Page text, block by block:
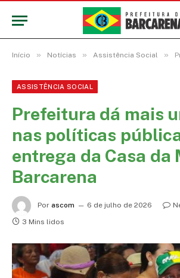
Início » Notícias » Assistência Social »
ASSISTÊNCIA SOCIAL
Prefeitura dá mais
nas políticas
entrega da Casa da
Barcarena
Por ascom 6 de julho de 2026
3 Mins lidos